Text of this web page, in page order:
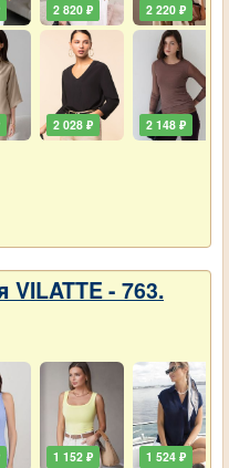
2 820 ₽
2 028 ₽
2 220 ₽
2 148 ₽
- 763.
1 152 ₽ 1 524 ₽